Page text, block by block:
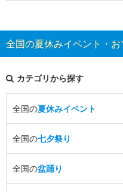
全国の夏休みイベント・
カテゴリから探す
全国の夏休みイベント
全国の七夕祭り
全国の盆踊り